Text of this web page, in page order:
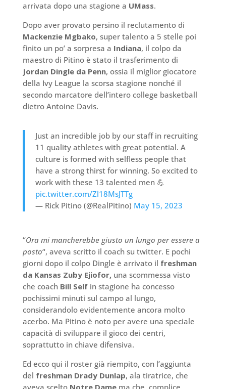
arrivata dopo una stagione a UMass.
Dopo aver provato persino il reclutamento di
Mackenzie Mgbako, super talento a 5 stelle poi
finito un po’ a sorpresa a Indiana, il colpo da
maestro di Pitino è stato il trasferimento di
Jordan Dingle da Penn, ossia il miglior giocatore
della Ivy League la scorsa stagione nonché il
secondo marcatore dell’intero college basketball
dietro Antoine Davis.
Just an incredible job by our staff in recruiting
11 quality athletes with great potential. A
culture is formed with selfless people that
have a strong thirst for winning. So excited to
work with these 13 talented men 💪
pic.twitter.com/Zl18MsJTTg
— Rick Pitino (@RealPitino) May 15, 2023
“Ora mi mancherebbe giusto un lungo per essere a
posto“, aveva scritto il coach su twitter. E pochi
giorni dopo il colpo Dingle è arrivato il freshman
da Kansas Zuby Ejiofor,una scommessa visto
che coach Bill Selfin stagione ha concesso
pochissimi minuti sul campo al lungo,
considerandolo evidentemente ancora molto
acerbo. Ma Pitino è noto per avere una speciale
capacità di sviluppare il gioco dei centri,
soprattutto in chiave difensiva.
Ed ecco qui il roster già riempito, con l’aggiunta
del freshman Drady Dunlap, ala tiratrice, che